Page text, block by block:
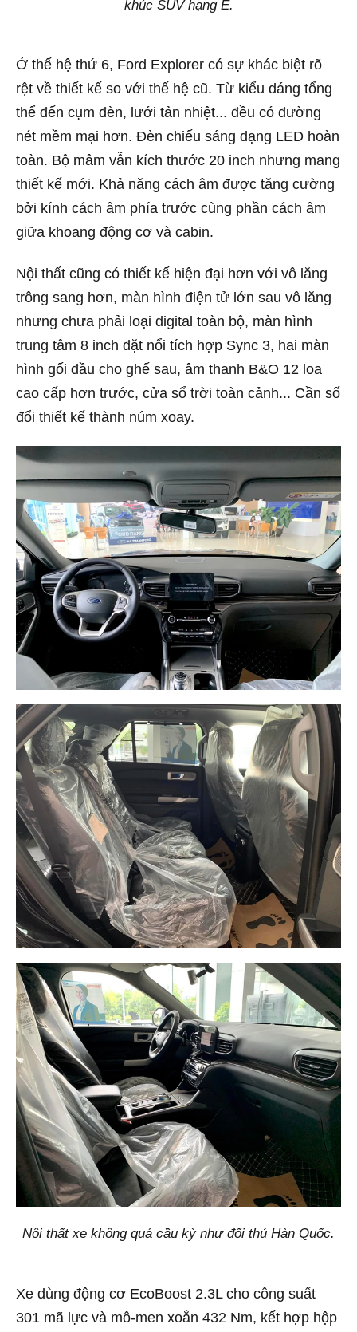
khúc SUV hạng E.
Ở thế hệ thứ 6, Ford Explorer có sự khác biệt rõ
rệt về thiết kế so với thế hệ cũ. Từ kiểu dáng tổng
thể đến cụm đèn, lưới tản nhiệt... đều có đường
nét mềm mại hơn. Đèn chiếu sáng dạng LED hoàn
toàn. Bộ mâm vẫn kích thước 20 inch nhưng mang
thiết kế mới. Khả năng cách âm được tăng cường
bởi kính cách âm phía trước cùng phần cách âm
giữa khoang động cơ và cabin.
Nội thất cũng có thiết kế hiện đại hơn với vô lăng
trông sang hơn, màn hình điện tử lớn sau vô lăng
nhưng chưa phải loại digital toàn bộ, màn hình
trung tâm 8 inch đặt nổi tích hợp Sync 3, hai màn
hình gối đầu cho ghế sau, âm thanh B&O 12 loa
cao cấp hơn trước, cửa sổ trời toàn cảnh... Cần số
đổi thiết kế thành núm xoay.
Nội thất xe không quá cầu kỳ như đối thủ Hàn Quốc.
Xe dùng động cơ EcoBoost 2.3L cho công suất
301 mã lực và mô-men xoắn 432 Nm, kết hợp hộp